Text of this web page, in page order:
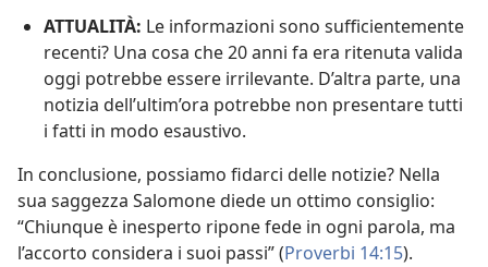
ATTUALITÀ: Le informazioni sono sufficientemente
recenti? Una cosa che 20 anni fa era ritenuta valida
oggi potrebbe essere irrilevante. D’altra parte, una
notizia dell’ultim’ora potrebbe non presentare tutti
i fatti in modo esaustivo.
In conclusione, possiamo fidarci delle notizie? Nella
sua saggezza Salomone diede un ottimo consiglio:
“Chiunque è inesperto ripone fede in ogni parola, ma
l’accorto considera i suoi passi” (Proverbi 14:15).